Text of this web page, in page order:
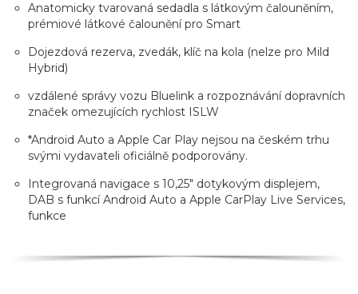
Anatomicky tvarovaná sedadla s látkovým čalouněním,
prémiové látkové čalounění pro Smart
Dojezdová rezerva, zvedák, klíč na kola (nelze pro Mild
Hybrid)
vzdálené správy vozu Bluelink a rozpoznávání dopravních
značek omezujících rychlost ISLW
*Android Auto a Apple Car Play nejsou na českém trhu
svými vydavateli oficiálně podporovány.
Integrovaná navigace s 10,25" dotykovým displejem,
DAB s funkcí Android Auto a Apple CarPlay Live Services,
funkce